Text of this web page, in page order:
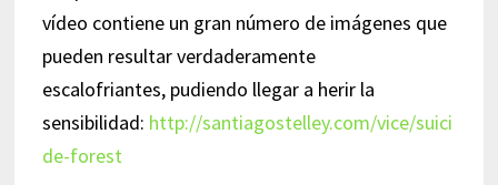
vídeo contiene un gran número de imágenes que
pueden resultar verdaderamente
escalofriantes, pudiendo llegar a herir la
sensibilidad: http://santiagostelley.com/vice/suici
de-forest